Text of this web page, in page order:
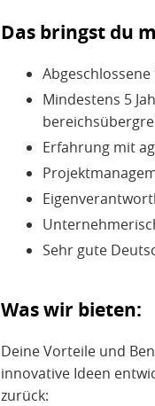
Das bringst du
Mindestens 5
Erfahrung mit
Sehr gute
Was wir bieten:
Deine Vorteile und
innovative Ideen
zurück: